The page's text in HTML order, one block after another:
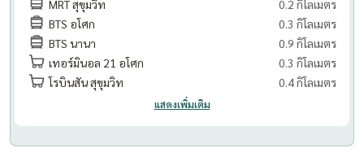
MRT สุขุมวิท
0.2 กิโลเมตร
BTS อโศก
0.3 กิโลเมตร
BTS นานา
0.9 กิโลเมตร
เทอร์มินอล 21 อโศก
0.3 กิโลเมตร
โรบินสัน สุขุมวิท
0.4 กิโลเมตร
แสดงเพิ่มเติม